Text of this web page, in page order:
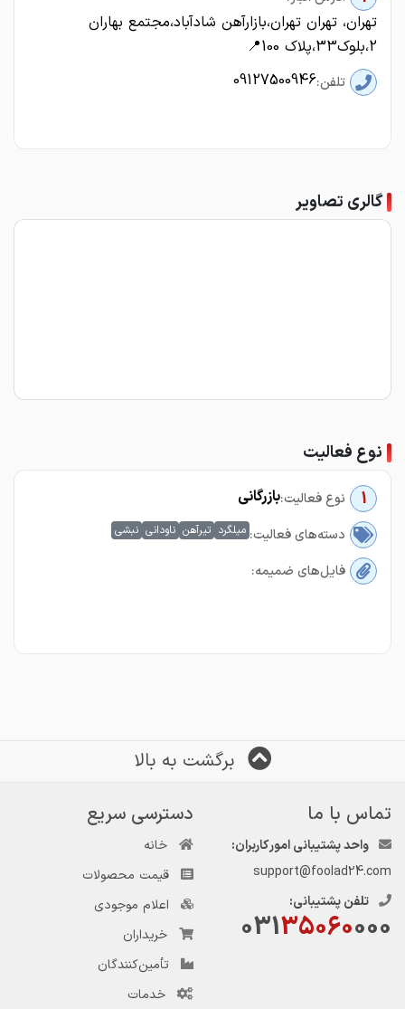
تهران، تهران تهران،بازارآهن شادآباد،مجتمع بهاران
2،بلوک33،پلاک 100📍
تلفن:09127500946
گالری تصاویر
نوع فعالیت
1
نوع فعالیت:بازرگانی
دسته‌های فعالیت: میلگرد تیرآهن ناودانی نبشی
فایل‌های ضمیمه:
برگشت به بالا
تماس با ما
واحد پشتیبانی امور کاربران:
support@foolad24.com
تلفن پشتیبانی:
03135060000
دسترسی سریع
خانه
قیمت محصولات
اعلام موجودی
خریداران
تأمین‌کنندگان
خدمات